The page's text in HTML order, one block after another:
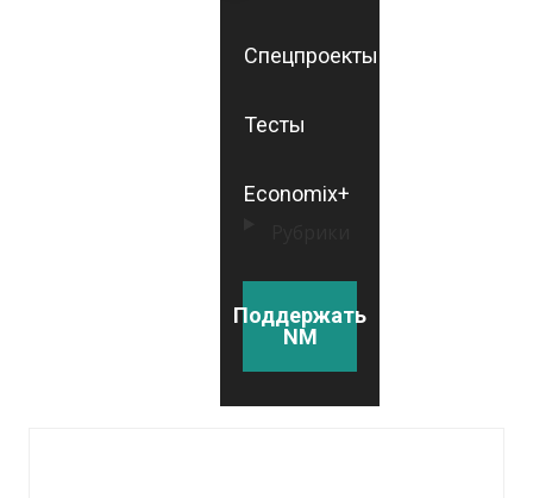
Спецпроекты
Тесты
Economix+
Поддержать
NM